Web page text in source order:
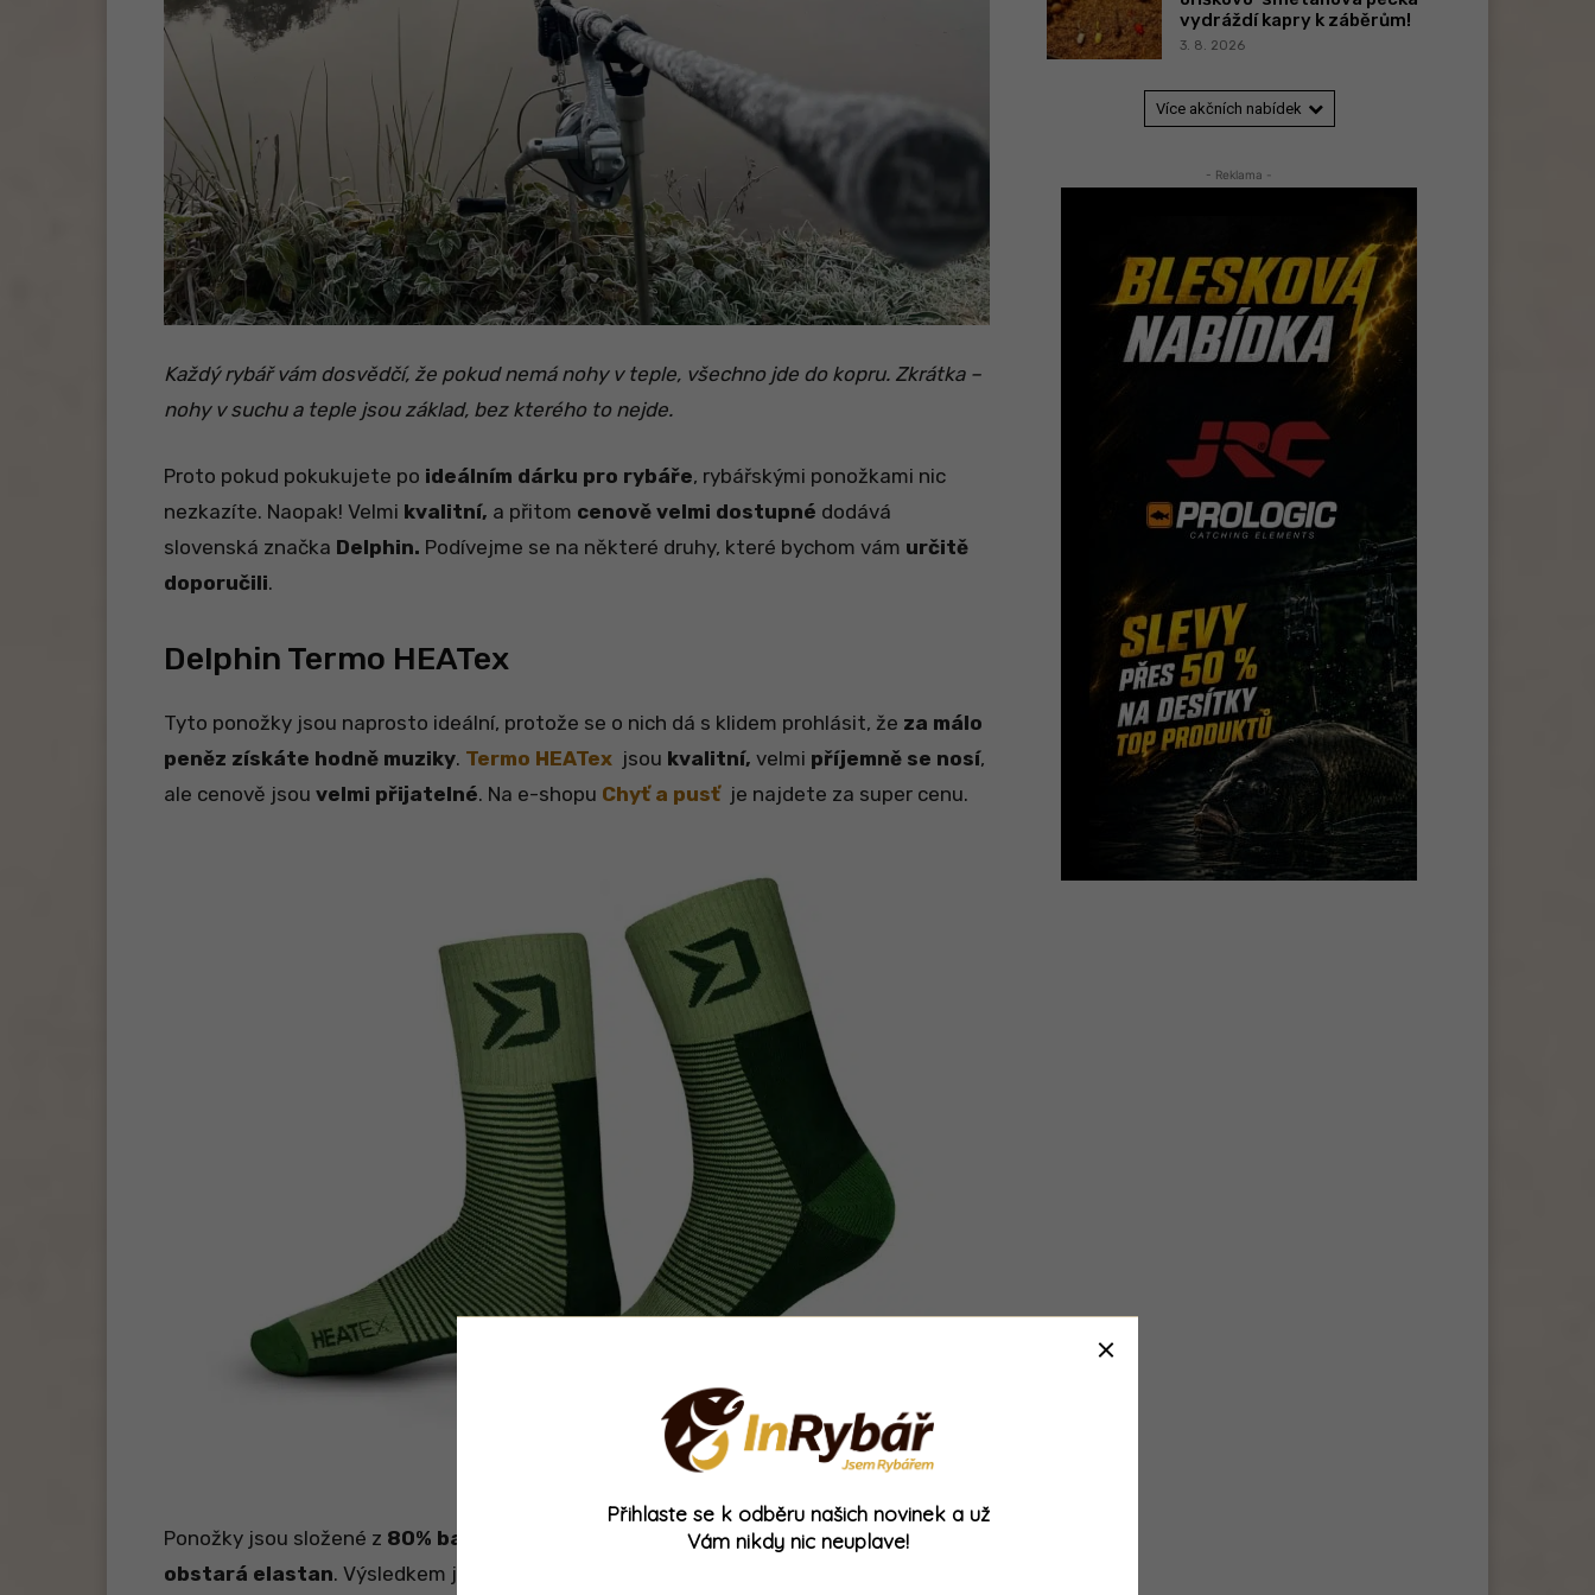
Každý rybář vám dosvědčí, že pokud nemá nohy v teple, všechno jde do kopru. Zkrátka –
nohy v suchu a teple jsou základ, bez kterého to nejde.
Proto pokud pokukujete po ideálním dárku pro rybáře, rybářskými ponožkami nic
nezkazíte. Naopak! Velmi kvalitní, a přitom cenově velmi dostupné dodává
slovenská značka Delphin. Podívejme se na některé druhy, které bychom vám určitě
doporučili.
Delphin Termo HEATex
Tyto ponožky jsou naprosto ideální, protože se o nich dá s klidem prohlásit, že za málo
peněz získáte hodně muziky. Termo HEATex jsou kvalitní, velmi příjemně se nosí,
ale cenově jsou velmi přijatelné. Na e-shopu Chyť a pusť je najdete za super cenu.
Ponožky jsou složené z 80% bavlny 15 % doplňuje polyestera zbylých
obstará elastan. Výsledkem je, že ponožky
vydráždí kapry k záběrům!
3. 8. 2026
Více akčních nabídek
- Reklama -
Přihlaste se k odběru našich novinek a už
Vám nikdy nic neuplave!